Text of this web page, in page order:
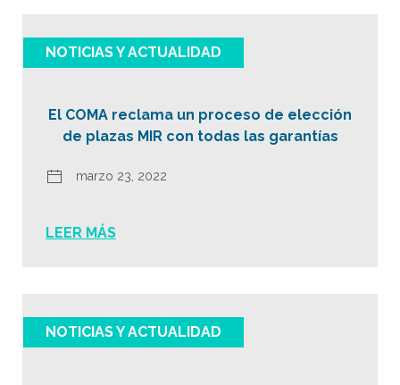
NOTICIAS Y ACTUALIDAD
El COMA reclama un proceso de elección
de plazas MIR con todas las garantías
marzo 23, 2022
LEER MÁS
NOTICIAS Y ACTUALIDAD